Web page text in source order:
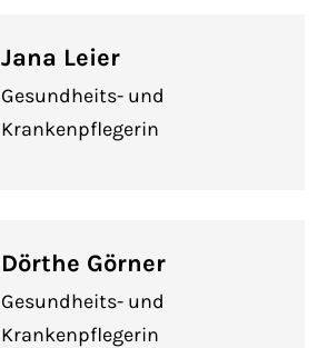
Jana Leier
Gesundheits- und
Krankenpflegerin
Dörthe Görner
Gesundheits- und
Krankenpflegerin